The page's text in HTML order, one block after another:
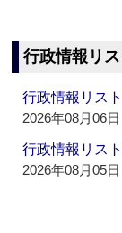
行政情報リス
行政情報リス
2026年08月06
行政情報リス
2026年08月05